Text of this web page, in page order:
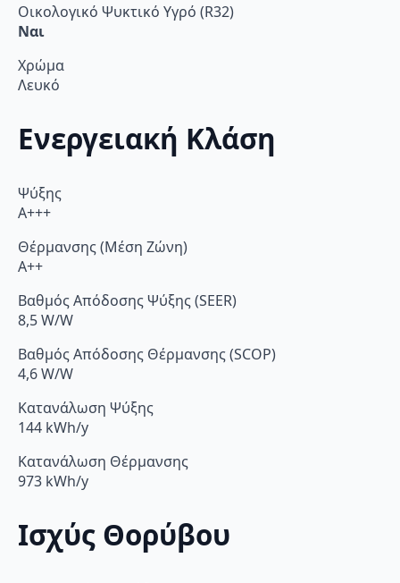
Οικολογικό Ψυκτικό Υγρό (R32)
Ναι
Χρώμα
Λευκό
Ενεργειακή Κλάση
Ψύξης
A+++
Θέρμανσης (Μέση Ζώνη)
A++
Βαθμός Απόδοσης Ψύξης (SEER)
8,5 W/W
Βαθμός Απόδοσης Θέρμανσης (SCOP)
4,6 W/W
Κατανάλωση Ψύξης
144 kWh/y
Κατανάλωση Θέρμανσης
973 kWh/y
Ισχύς Θορύβου